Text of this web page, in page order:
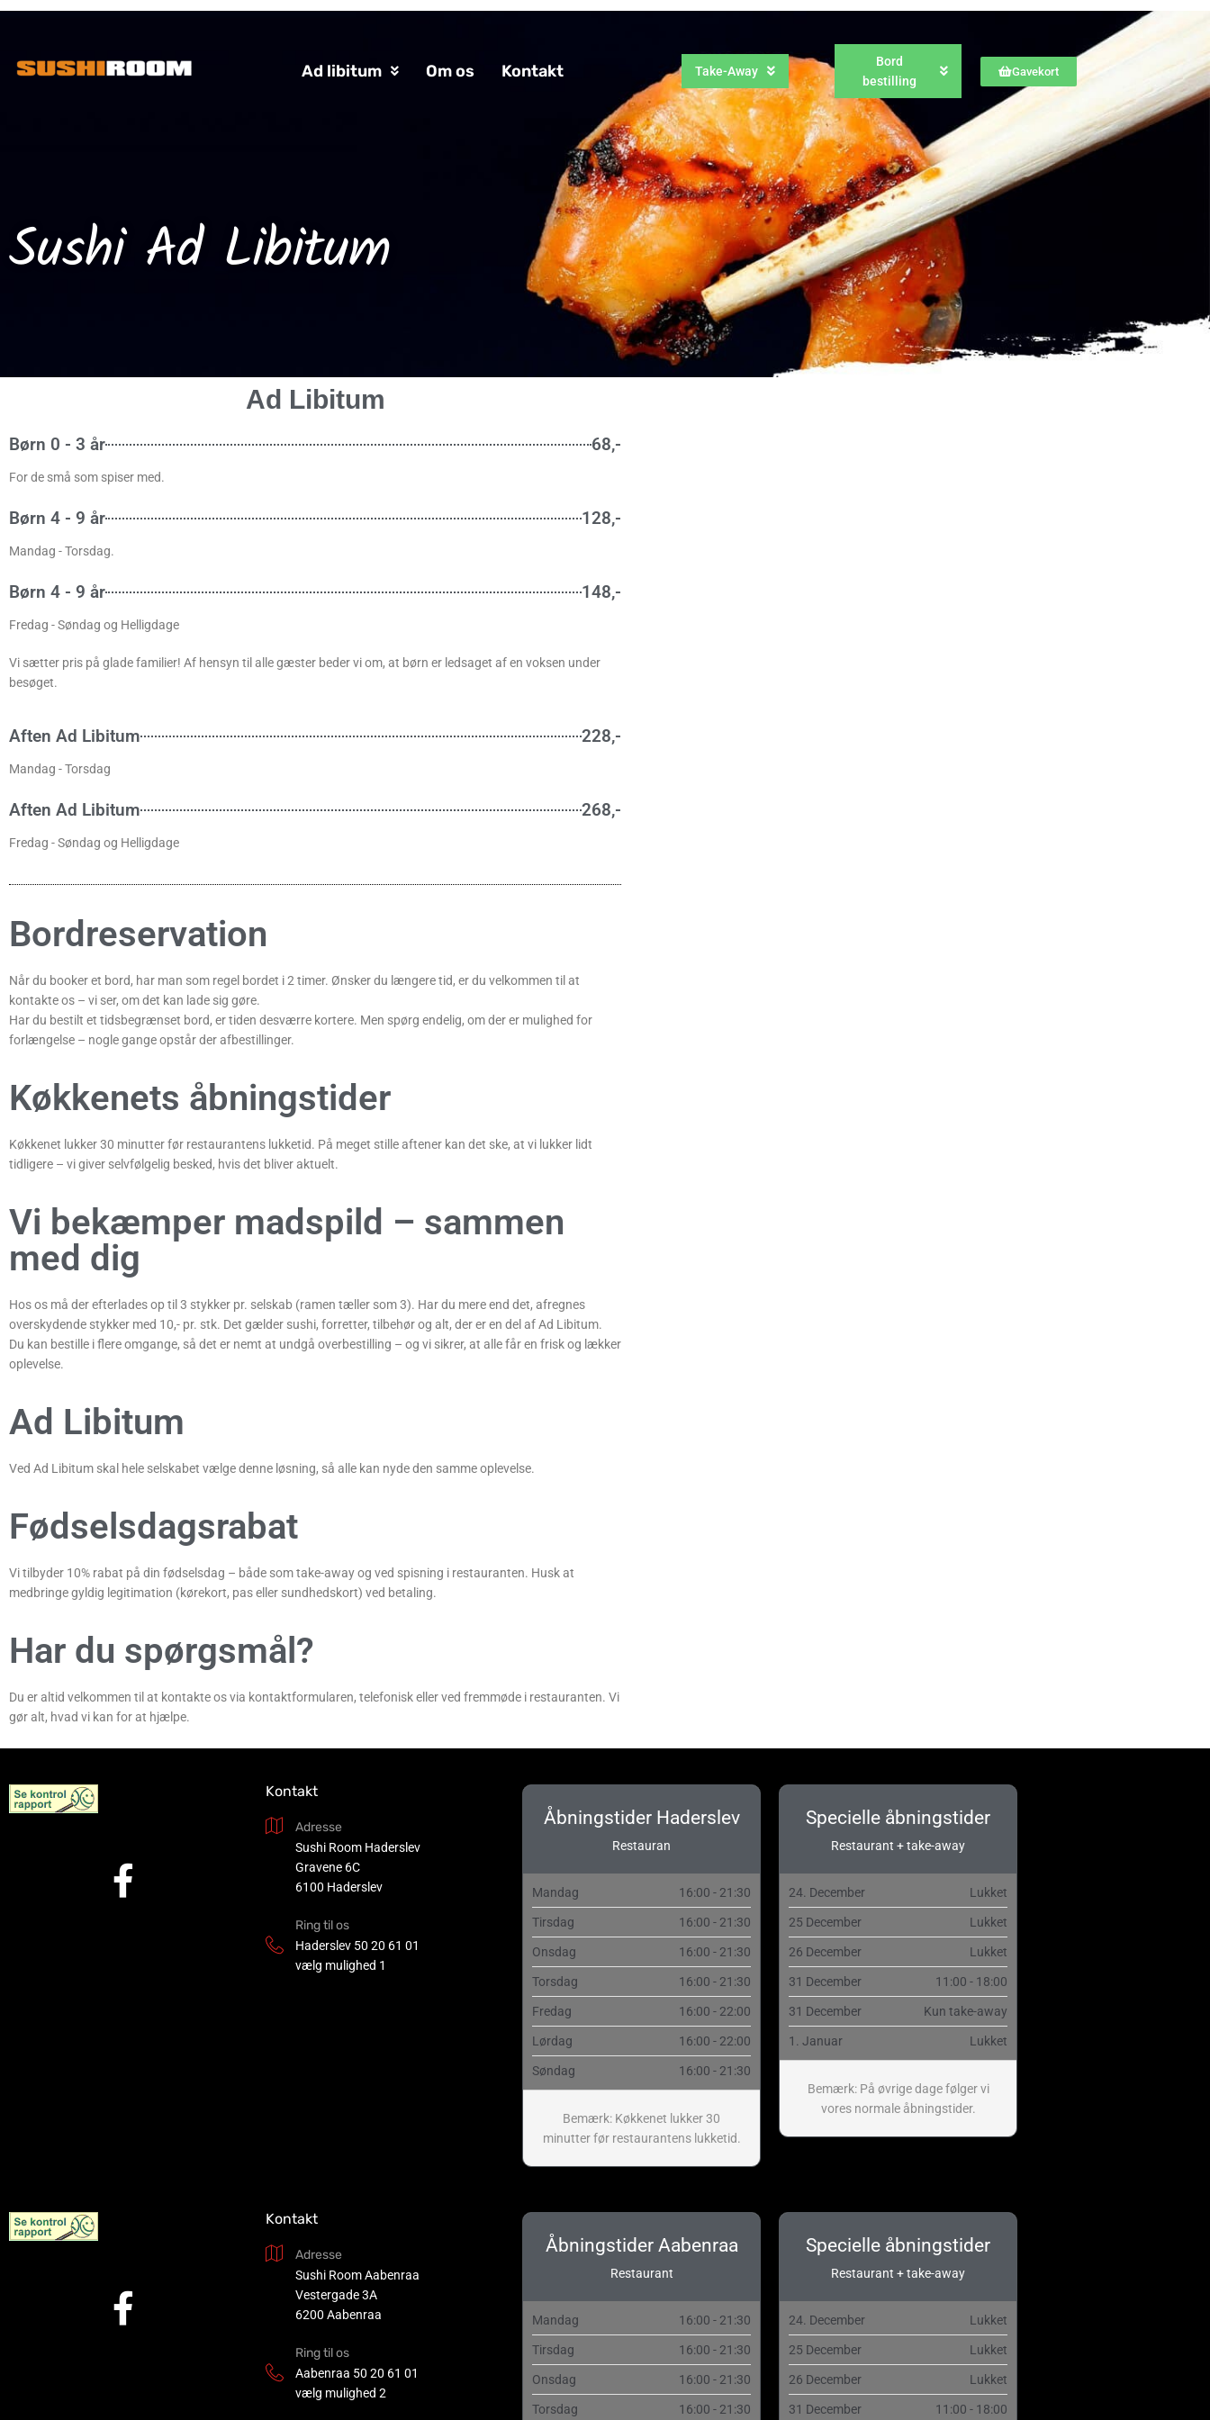
Ad libitum Om os Kontakt Take-Away
Bord
bestilling
Gavekort
Sushi Ad Libitum
Ad Libitum
Børn 0 - 3 år 68,-
For de små som spiser med.
Børn 4 - 9 år 128,-
Mandag - Torsdag.
Børn 4 - 9 år 148,-
Fredag - Søndag og Helligdage​
Vi sætter pris på glade familier! Af hensyn til alle gæster beder vi om, at børn er ledsaget af en voksen under
besøget.
Aften Ad Libitum 228,-
Mandag - Torsdag
Aften Ad Libitum 268,-
Fredag - Søndag og Helligdage
Bordreservation
Når du booker et bord, har man som regel bordet i 2 timer. Ønsker du længere tid, er du velkommen til at
kontakte os – vi ser, om det kan lade sig gøre.
Har du bestilt et tidsbegrænset bord, er tiden desværre kortere. Men spørg endelig, om der er mulighed for
forlængelse – nogle gange opstår der afbestillinger.
Køkkenets åbningstider
Køkkenet lukker 30 minutter før restaurantens lukketid. På meget stille aftener kan det ske, at vi lukker lidt
tidligere – vi giver selvfølgelig besked, hvis det bliver aktuelt.
Vi bekæmper madspild – sammen
med dig
Hos os må der efterlades op til 3 stykker pr. selskab (ramen tæller som 3). Har du mere end det, afregnes
overskydende stykker med 10,- pr. stk. Det gælder sushi, forretter, tilbehør og alt, der er en del af Ad Libitum.
Du kan bestille i flere omgange, så det er nemt at undgå overbestilling – og vi sikrer, at alle får en frisk og lækker
oplevelse.
Ad Libitum
Ved Ad Libitum skal hele selskabet vælge denne løsning, så alle kan nyde den samme oplevelse.
Fødselsdagsrabat
Vi tilbyder 10% rabat på din fødselsdag – både som take-away og ved spisning i restauranten. Husk at
medbringe gyldig legitimation (kørekort, pas eller sundhedskort) ved betaling.
Har du spørgsmål?
Du er altid velkommen til at kontakte os via kontaktformularen, telefonisk eller ved fremmøde i restauranten. Vi
gør alt, hvad vi kan for at hjælpe.
Kontakt
Adresse
Sushi Room Haderslev
Gravene 6C
6100 Haderslev
Ring til os
Haderslev 50 20 61 01
vælg mulighed 1
Åbningstider Haderslev
Restauran
Mandag 16:00 - 21:30
Tirsdag 16:00 - 21:30
Onsdag 16:00 - 21:30
Torsdag 16:00 - 21:30
Fredag 16:00 - 22:00
Lørdag 16:00 - 22:00
Søndag 16:00 - 21:30
Bemærk: Køkkenet lukker 30
minutter før restaurantens lukketid.
Specielle åbningstider
Restaurant + take-away
24. December Lukket
25 December Lukket
26 December Lukket
31 December 11:00 - 18:00
31 December Kun take-away
1. Januar Lukket
Bemærk: På øvrige dage følger vi
vores normale åbningstider.
Kontakt
Adresse
Sushi Room Aabenraa
Vestergade 3A
6200 Aabenraa
Ring til os
Aabenraa 50 20 61 01
vælg mulighed 2
Åbningstider Aabenraa
Restaurant
Mandag 16:00 - 21:30
Tirsdag 16:00 - 21:30
Onsdag 16:00 - 21:30
Torsdag 16:00 - 21:30
Specielle åbningstider
Restaurant + take-away
24. December Lukket
25 December Lukket
26 December Lukket
31 December 11:00 - 18:00